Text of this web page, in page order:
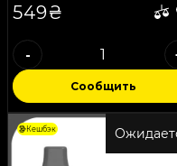
549₴
-
Сообщить
Кешбэк